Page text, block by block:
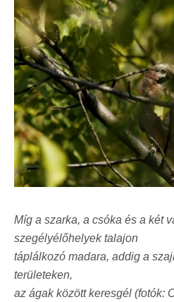
Míg a szarka, a csóka és a két
szegélyélőhelyek talajon
táplálkozó madara, addig a
területeken,
az ágak között keresgél (fotók: